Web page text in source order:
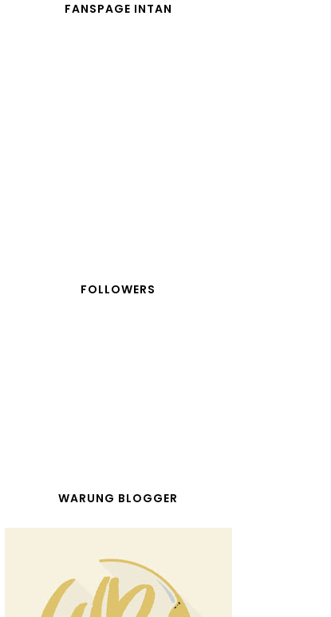
FANSPAGE INTAN
FOLLOWERS
WARUNG BLOGGER